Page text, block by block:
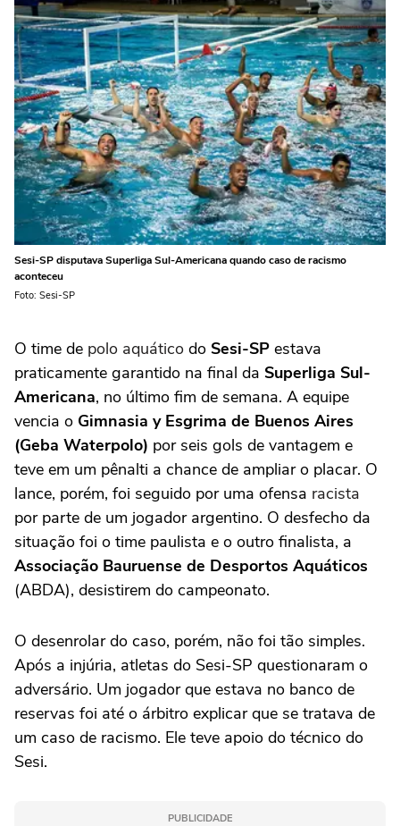
Sesi-SP disputava Superliga Sul-Americana quando caso de racismo
aconteceu
Foto: Sesi-SP
O time de polo aquático do Sesi-SP estava
praticamente garantido na final da Superliga Sul-
Americana, no último fim de semana. A equipe
vencia o Gimnasia y Esgrima de Buenos Aires
(Geba Waterpolo) por seis gols de vantagem e
teve em um pênalti a chance de ampliar o placar. O
lance, porém, foi seguido por uma ofensa racista
por parte de um jogador argentino. O desfecho da
situação foi o time paulista e o outro finalista, a
Associação Bauruense de Desportos Aquáticos
(ABDA), desistirem do campeonato.
O desenrolar do caso, porém, não foi tão simples.
Após a injúria, atletas do Sesi-SP questionaram o
adversário. Um jogador que estava no banco de
reservas foi até o árbitro explicar que se tratava de
um caso de racismo. Ele teve apoio do técnico do
Sesi.
PUBLICIDADE